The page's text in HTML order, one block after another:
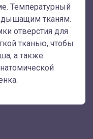
Температурный
дышащим тканям.
отверстия для
тканью, чтобы
а также